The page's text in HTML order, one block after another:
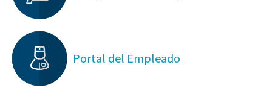
Portal del Empleado